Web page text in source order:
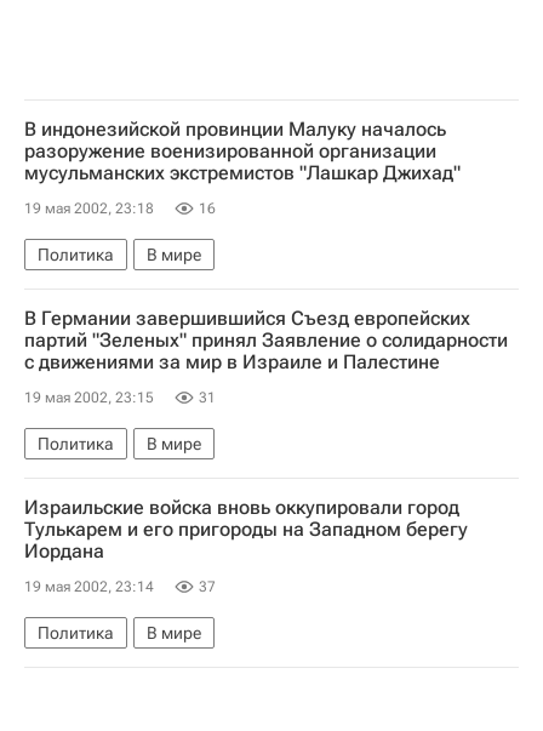
В индонезийской провинции Малуку началось
разоружение военизированной организации
мусульманских экстремистов "Лашкар Джихад"
19 мая 2002, 23:18 16
Политика В мире
В Германии завершившийся Съезд европейских
партий "Зеленых" принял Заявление о солидарности
с движениями за мир в Израиле и Палестине
19 мая 2002, 23:15 31
Политика В мире
Израильские войска вновь оккупировали город
Тулькарем и его пригороды на Западном берегу
Иордана
19 мая 2002, 23:14 37
Политика В мире